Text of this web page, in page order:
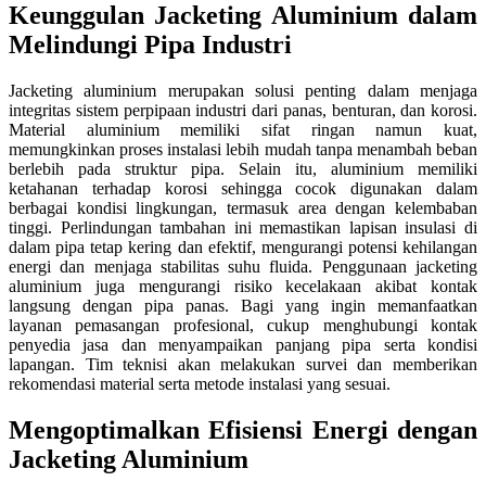
Keunggulan Jacketing Aluminium dalam
Melindungi Pipa Industri
Jacketing aluminium merupakan solusi penting dalam menjaga
integritas sistem perpipaan industri dari panas, benturan, dan korosi.
Material aluminium memiliki sifat ringan namun kuat,
memungkinkan proses instalasi lebih mudah tanpa menambah beban
berlebih pada struktur pipa. Selain itu, aluminium memiliki
ketahanan terhadap korosi sehingga cocok digunakan dalam
berbagai kondisi lingkungan, termasuk area dengan kelembaban
tinggi. Perlindungan tambahan ini memastikan lapisan insulasi di
dalam pipa tetap kering dan efektif, mengurangi potensi kehilangan
energi dan menjaga stabilitas suhu fluida. Penggunaan jacketing
aluminium juga mengurangi risiko kecelakaan akibat kontak
langsung dengan pipa panas. Bagi yang ingin memanfaatkan
layanan pemasangan profesional, cukup menghubungi kontak
penyedia jasa dan menyampaikan panjang pipa serta kondisi
lapangan. Tim teknisi akan melakukan survei dan memberikan
rekomendasi material serta metode instalasi yang sesuai.
Mengoptimalkan Efisiensi Energi dengan
Jacketing Aluminium